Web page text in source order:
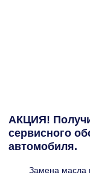
АКЦИЯ!
сервисного
автомобиля.
Замена масла